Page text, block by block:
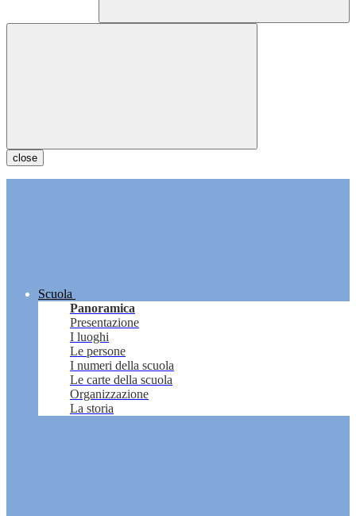
close
Scuola
Panoramica
Presentazione
I luoghi
Le persone
I numeri della scuola
Le carte della scuola
Organizzazione
La storia